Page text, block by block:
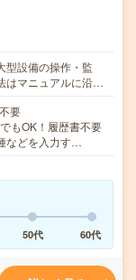
型設備の操作・監
はマニュアルに沿…
要
もOK！履歴書不要
などを入力す…
50代 60代